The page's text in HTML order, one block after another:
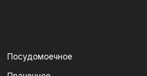
Посудомоечное